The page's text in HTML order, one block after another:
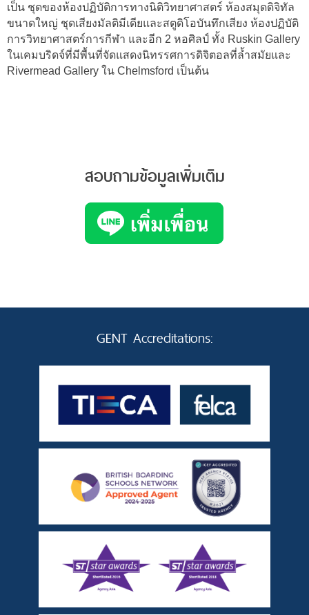
เป็น ชุดของห้องปฏิบัติการทางนิติวิทยาศาสตร์ ห้องสมุดดิจิทัล
ขนาดใหญ่ ชุดเสียงมัลติมีเดียและสตูดิโอบันทึกเสียง ห้องปฏิบัติ
การวิทยาศาสตร์การกีฬา และอีก 2 หอศิลป์ ทั้ง Ruskin Gallery
ในเคมบริดจ์ที่มีพื้นที่จัดแสดงนิทรรศการดิจิตอลที่ล้ำสมัยและ
Rivermead Gallery ใน Chelmsford เป็นต้น
สอบถามข้อมูลเพิ่มเติม
GENT Accreditations: